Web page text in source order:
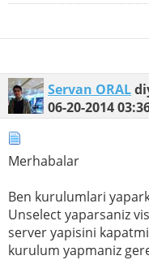
Servan ORAL
06-20-2014
Merhabalar
Ben kurulumlari
Unselect yaparsaniz
server yapisini
kurulum yapmaniz